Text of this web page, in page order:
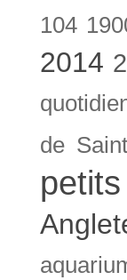
104
2014
de